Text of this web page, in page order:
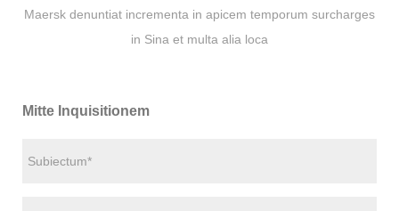
Maersk denuntiat incrementa in apicem temporum surcharges
in Sina et multa alia loca
Mitte Inquisitionem